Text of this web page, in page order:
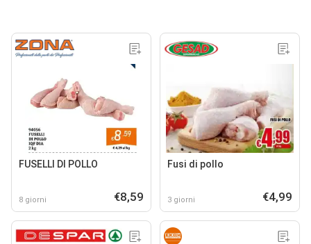
FUSELLI DI POLLO
8 giorni €8,59
Fusi di pollo
3 giorni €4,99